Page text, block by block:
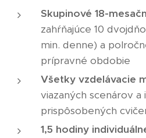
Skupinové 18-
zahŕňajúce 10
min. denne) a
prípravné obdobie
Všetky vzdelávacie
viazaných scenárov a
prispôsobených
1,5 hodiny